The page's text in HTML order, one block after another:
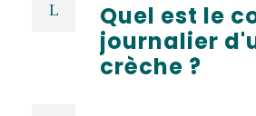
Quel est le
journalier
crèche ?